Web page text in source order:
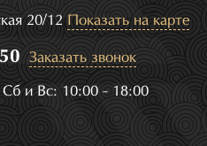
20/12 Показать на карте
Заказать звонок
и Вс: 10:00 - 18:00